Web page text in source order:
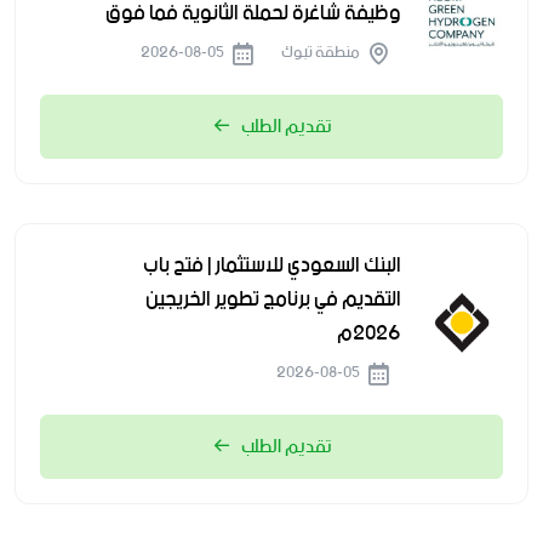
وظيفة شاغرة لحملة الثانوية فما فوق
منطقة تبوك
تقديم الطلب
البنك السعودي للاستثمار | فتح باب
التقديم في برنامج تطوير الخريجين
2026م
تقديم الطلب